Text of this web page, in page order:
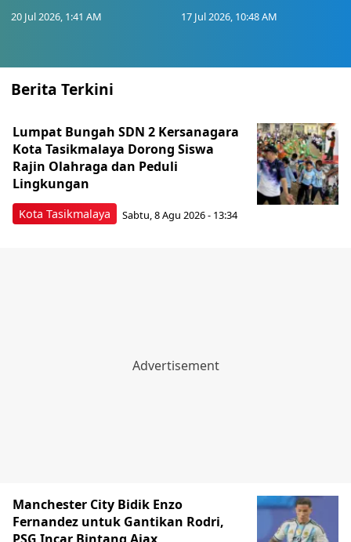
20 Jul 2026, 1:41 AM 17 Jul 2026, 10:48 AM
Berita Terkini
Kota Tasikmalaya
Lumpat Bungah SDN 2 Kersanagara
Kota Tasikmalaya Dorong Siswa
Rajin Olahraga dan Peduli
Lingkungan
Sabtu, 8 Agu 2026 - 13:34
Manchester City Bidik Enzo
Fernandez untuk Gantikan Rodri,